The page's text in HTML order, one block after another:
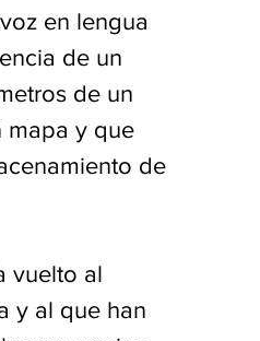
en lengua
de un
de un
mapa y que
de
vuelto al
y al que han